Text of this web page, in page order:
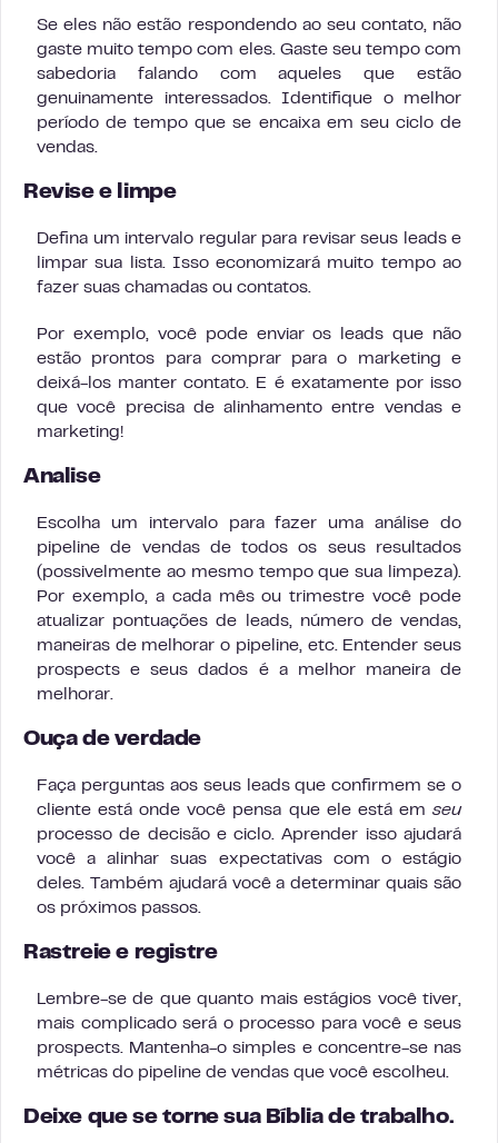
Se eles não estão respondendo ao seu contato, não
gaste muito tempo com eles. Gaste seu tempo com
sabedoria falando com aqueles que estão
genuinamente interessados. Identifique o melhor
período de tempo que se encaixa em seu ciclo de
vendas.
Revise e limpe
Defina um intervalo regular para revisar seus leads e
limpar sua lista. Isso economizará muito tempo ao
fazer suas chamadas ou contatos.
Por exemplo, você pode enviar os leads que não
estão prontos para comprar para o marketing e
deixá-los manter contato. E é exatamente por isso
que você precisa de alinhamento entre vendas e
marketing!
Analise
Escolha um intervalo para fazer uma análise do
pipeline de vendas de todos os seus resultados
(possivelmente ao mesmo tempo que sua limpeza).
Por exemplo, a cada mês ou trimestre você pode
atualizar pontuações de leads, número de vendas,
maneiras de melhorar o pipeline, etc. Entender seus
prospects e seus dados é a melhor maneira de
melhorar.
Ouça de verdade
Faça perguntas aos seus leads que confirmem se o
cliente está onde você pensa que ele está em seu
processo de decisão e ciclo. Aprender isso ajudará
você a alinhar suas expectativas com o estágio
deles. Também ajudará você a determinar quais são
os próximos passos.
Rastreie e registre
Lembre-se de que quanto mais estágios você tiver,
mais complicado será o processo para você e seus
prospects. Mantenha-o simples e concentre-se nas
métricas do pipeline de vendas que você escolheu.
Deixe que se torne sua Bíblia de trabalho.